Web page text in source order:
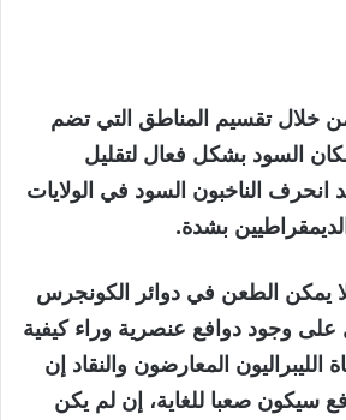
خلال تقسيم المناطق التي تضم
السود بشكل فعال لتقليل
انحرف الناخبون السود في الولايات
بشدة.
يمكن الطعن في دوائر الكونجرس
على وجود دوافع عنصرية وراء كيفية
المعارضون والنقاد إن
سيكون صعبا للغاية، إن لم يكن